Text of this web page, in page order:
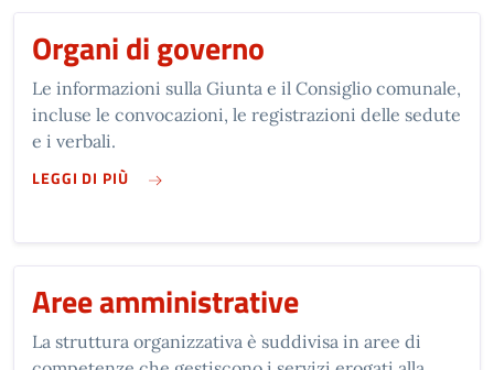
Organi di governo
Le informazioni sulla Giunta e il Consiglio comunale,
incluse le convocazioni, le registrazioni delle sedute
e i verbali.
LEGGI DI PIÙSU ORGANI DI GOVERNO
Aree amministrative
La struttura organizzativa è suddivisa in aree di